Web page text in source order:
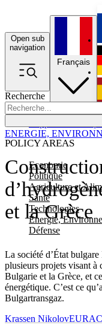
Open sub
navigation
Recherche
POLICY AREAS
Economie
Politique
Agriculture et
Santé
Technologies
Energie,
Défense
Français
et la Grèce
La société d’État
plusieurs projets visant à
Bulgarie et la Grèce, et
énergétique. C’est ce
Bulgartransgaz.
ENERGIE,
Krassen Nikolov